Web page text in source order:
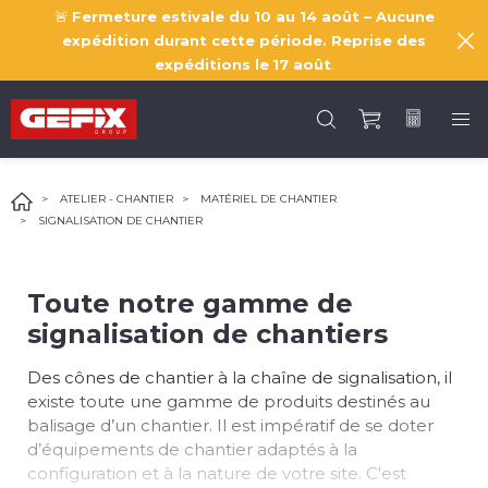
🚨 Fermeture estivale du 10 au 14 août – Aucune
expédition durant cette période. Reprise des
expéditions le 17 août
ATELIER - CHANTIER
MATÉRIEL DE CHANTIER
SIGNALISATION DE CHANTIER
Toute notre gamme de
signalisation de chantiers
Des cônes de chantier à la chaîne de signalisation, il
existe toute une gamme de produits destinés au
balisage d’un chantier. Il est impératif de se doter
d’équipements de chantier adaptés à la
configuration et à la nature de votre site. C'est